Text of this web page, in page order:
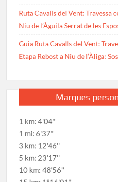
Ruta Cavalls del Vent: Travessa
Niu de l’Àguila Serrat de les
Guia Ruta Cavalls del Vent:
Etapa Rebost a Niu de l’Àliga:
Marques
1 km: 4'04''
1 mi: 6'37''
3 km: 12'46''
5 km: 23'17''
10 km: 48'56''